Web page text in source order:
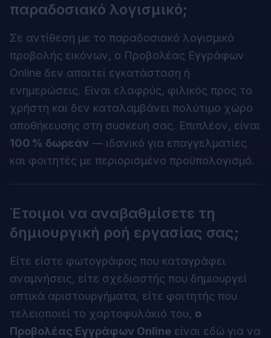
παραδοσιακό λογισμικό;
Σε αντίθεση με το παραδοσιακό λογισμικό
προβολής εικόνων, ο Προβολέας Εγγράφων
Online δεν απαιτεί εγκατάσταση ή
ενημερώσεις. Είναι ελαφρύς, φιλικός προς το
χρήστη και δεν καταλαμβάνει πολύτιμο χώρο
αποθήκευσης στη συσκευή σας. Επιπλέον, είναι
100 % δωρεάν — ιδανικό για επαγγελματίες
και φοιτητές με περιορισμένο προϋπολογισμό.
Έτοιμοι να αναβαθμίσετε τη
δημιουργική ροή εργασίας σας;
Είτε είστε φωτογράφος που καταγράφει
αναμνήσεις, είτε σχεδιαστής που δημιουργεί
οπτικά αριστουργήματα, είτε φοιτητής που
τελειοποιεί το χαρτοφυλάκιό του, ο
Προβολέας Εγγράφων Online είναι εδώ για να